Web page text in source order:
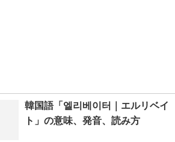
韓国語「엘리베이터｜エルリベイ
ト」の意味、発音、読み方